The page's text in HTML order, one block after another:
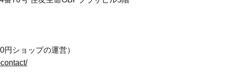
ショップの運営）